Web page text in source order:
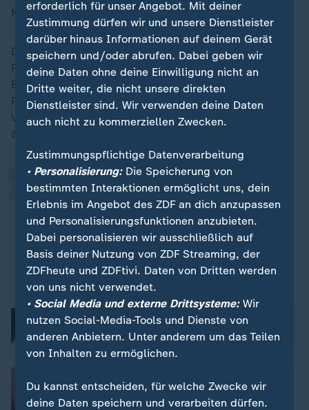
Menschen mit Behinderungen (BAG WfbM).
Demnach müssen die Werkstätten mindestens 70
Prozent der Erlöse aus ihrem Arbeitsergebnis an ihre
Beschäftigten ausschütten. Die restlichen
Produktionserlöse sind für Investitionen in die
Verbesserung der Werkstätten, neue Anlagen und
ähnliches vorgesehen.
30 Prozent dürfen die Werkstätten
also als Reserve behalten. Die
meisten zahlen heute aber schon
volle 100 Prozent aus.
„
Konstantin Fischer, Bundesarbeitsgemeinschaft WfbM
erforderlich für unser Angebot. Mit deiner
Zustimmung dürfen wir und unsere Dienstleister
darüber hinaus Informationen auf deinem Gerät
speichern und/oder abrufen. Dabei geben wir
deine Daten ohne deine Einwilligung nicht an
Dritte weiter, die nicht unsere direkten
Dienstleister sind. Wir verwenden deine Daten
auch nicht zu kommerziellen Zwecken.
Zustimmungspflichtige Datenverarbeitung
• Personalisierung:Die Speicherung von
bestimmten Interaktionen ermöglicht uns, dein
Erlebnis im Angebot des ZDF an dich anzupassen
und Personalisierungsfunktionen anzubieten.
Dabei personalisieren wir ausschließlich auf
Basis deiner Nutzung von ZDF Streaming, der
ZDFheute und ZDFtivi. Daten von Dritten werden
von uns nicht verwendet.
• Social Media und externe Drittsysteme:Wir
nutzen Social-Media-Tools und Dienste von
anderen Anbietern. Unter anderem um das Teilen
von Inhalten zu ermöglichen.
Du kannst entscheiden, für welche Zwecke wir
deine Daten speichern und verarbeiten dürfen.